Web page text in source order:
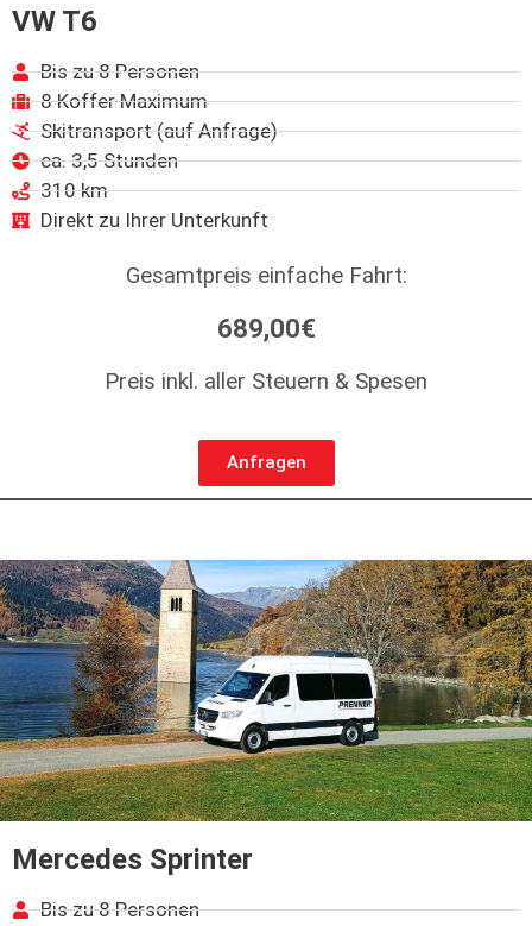
VW T6
Bis zu 8 Personen
8 Koffer Maximum
Skitransport (auf Anfrage)
ca. 3,5 Stunden
310 km
Direkt zu Ihrer Unterkunft
Gesamtpreis einfache Fahrt:
689,00€
Preis inkl. aller Steuern & Spesen
Anfragen
Mercedes Sprinter
Bis zu 8 Personen